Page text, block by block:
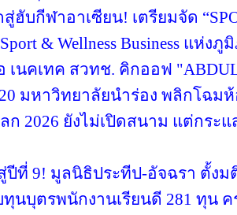
ฮับกีฬาอาเซียน! เตรียมจัด
& Wellness Business แห่งภู
เนคเทค สวทช. คิกออฟ
มหาวิทยาลัยนำร่อง พลิกโฉม
ก 2026 ยังไม่เปิดสนาม แต่กระ
ปีที่ 9! มูลนิธิประทีป-อัจฉรา ตั้งม
นบุตรพนักงานเรียนดี 281 ทุน